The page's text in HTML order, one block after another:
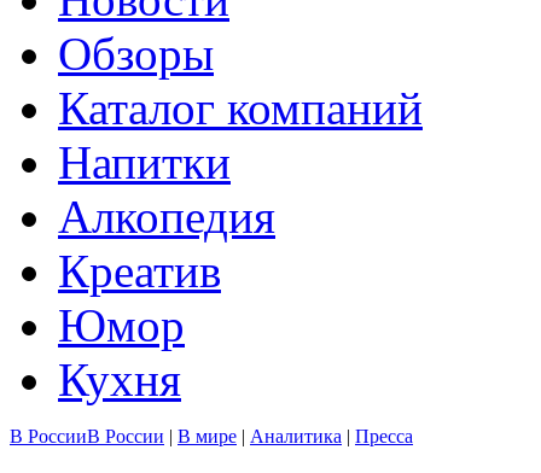
Обзоры
Каталог компаний
Напитки
Алкопедия
Креатив
Юмор
Кухня
В РоссииВ России | В мире | Аналитика | Пресса